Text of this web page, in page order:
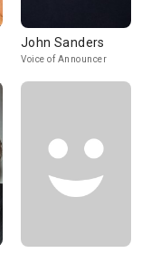
John Sanders
Voice of Announcer